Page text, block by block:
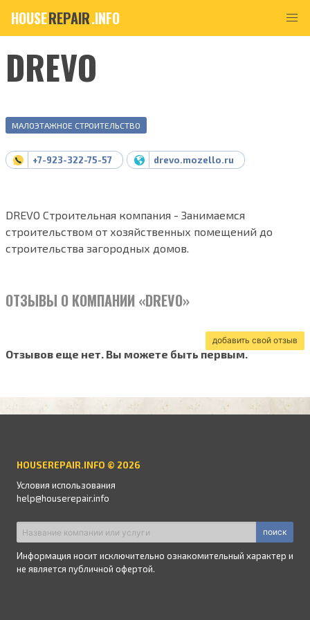
HOUSEREPAIR.INFO
DREVO
МАЛОЭТАЖНОЕ СТРОИТЕЛЬСТВО
+7-923-322-75-57 drevo.mozello.ru
DREVO Строительная компания - Занимаемся
строительством от хозяйственных помещений до
строительства загородных домов.
ОТЗЫВЫ О КОМПАНИИ «DREVO»
добавить свой отзыв
Отзывов еще нет. Вы можете быть первым.
HOUSEREPAIR.INFO © 2026
Условия использования
help@houserepair.info
поиск
Информация носит исключительно ознакомительный характер и
не является публичной офертой.